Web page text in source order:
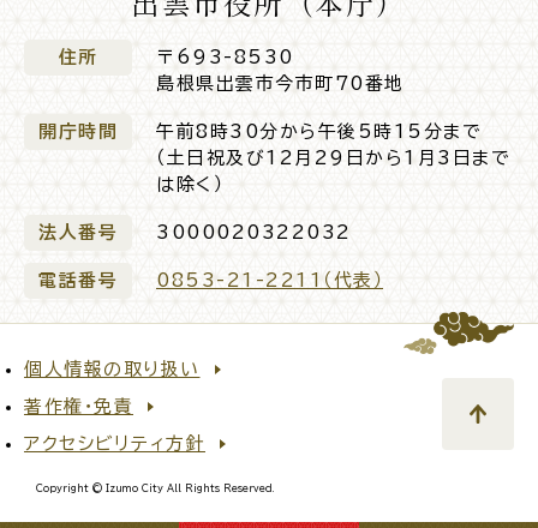
住所
〒693-8530
島根県出雲市今市町70番地
開庁時間
午前8時30分から午後5時15分まで
（土日祝及び12月29日から1月3日まで
は除く）
法人番号 3000020322032
電話番号 0853-21-2211（代表）
個人情報の取り扱い
著作権・免責
アクセシビリティ方針
Copyright © Izumo City All Rights Reserved.